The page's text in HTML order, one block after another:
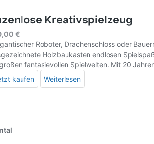
Kreativspielzeug
€
Roboter, Drachenschloss oder
Holzbaukasten endlosen
fantasievollen Spielwelten. Mit 20
kaufen
Weiterlesen